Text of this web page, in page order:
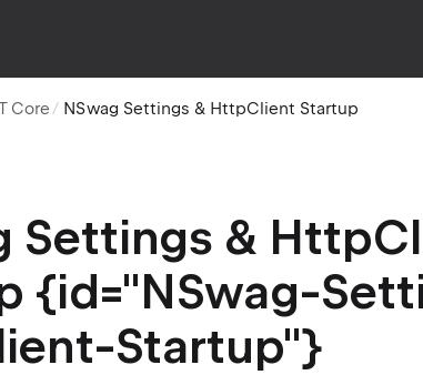
Core NSwag Settings & HttpClient Startup
Settings &
{id="NSwag-
Startup"}